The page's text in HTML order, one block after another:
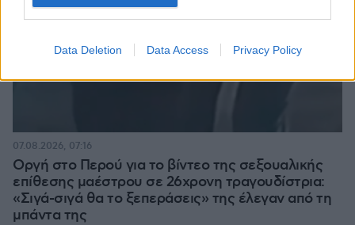
Data Deletion Data Access Privacy Policy
Οργή στο Περού για το βίντεο της σεξουαλικής
επίθεσης μαέστρου σε 26χρονη τραγουδίστρια:
«Σιγά-σιγά θα το ξεπεράσεις» της έλεγαν από τη
μπάντα της
07.08.2026, 07:16